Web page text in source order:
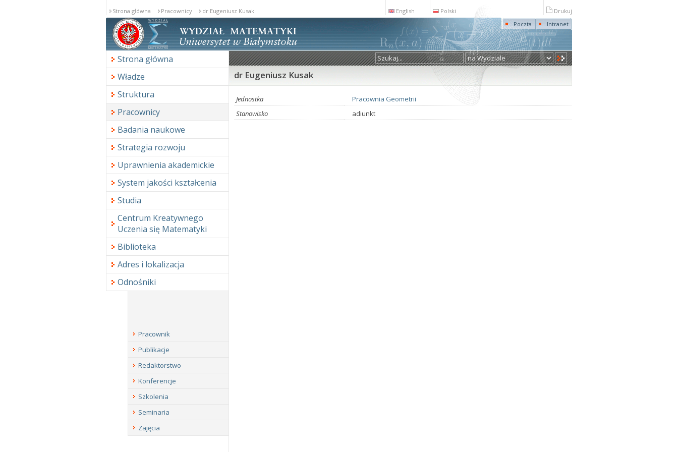
Strona główna Pracownicy dr Eugeniusz Kusak English Polski
Drukuj
Poczta
Intranet
Strona główna
Władze
Struktura
Pracownicy
Badania naukowe
Strategia rozwoju
Uprawnienia akademickie
System jakości kształcenia
Studia
Centrum Kreatywnego
Uczenia się Matematyki
Biblioteka
Adres i lokalizacja
Odnośniki
dr Eugeniusz Kusak
Jednostka
Pracownia Geometrii
Stanowisko
adiunkt
Pracownik
Publikacje
Redaktorstwo
Konferencje
Szkolenia
Seminaria
Zajęcia